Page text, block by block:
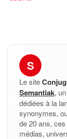
S
Le site
Semantiak,
dédiées à la
synonymes,
de 20 ans,
médias,